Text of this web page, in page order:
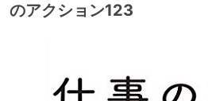
のアクション123